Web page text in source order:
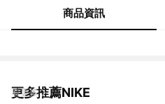
商品資訊
更多推薦NIKE
看更多